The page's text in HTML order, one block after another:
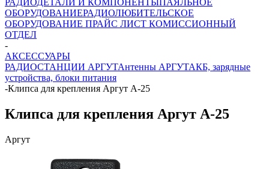
РАДИОДЕТАЛИ И КОМПОНЕНТЫПАЯЛЬНОЕ
ОБОРУДОВАНИЕРАДИОЛЮБИТЕЛЬСКОЕ
ОБОРУДОВАНИЕ ПРАЙС ЛИСТ КОМИССИОННЫЙ
ОТДЕЛ
-
АКСЕССУАРЫ
РАДИОСТАНЦИИ АРГУТАнтенны АРГУТАКБ, зарядные
устройства, блоки питания
-Клипса для крепления Аргут А-25
Клипса для крепления Аргут А-25
Аргут